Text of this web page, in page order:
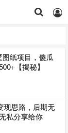
纸项目，傻瓜
【揭秘】
现思路，后期无
私分享给你